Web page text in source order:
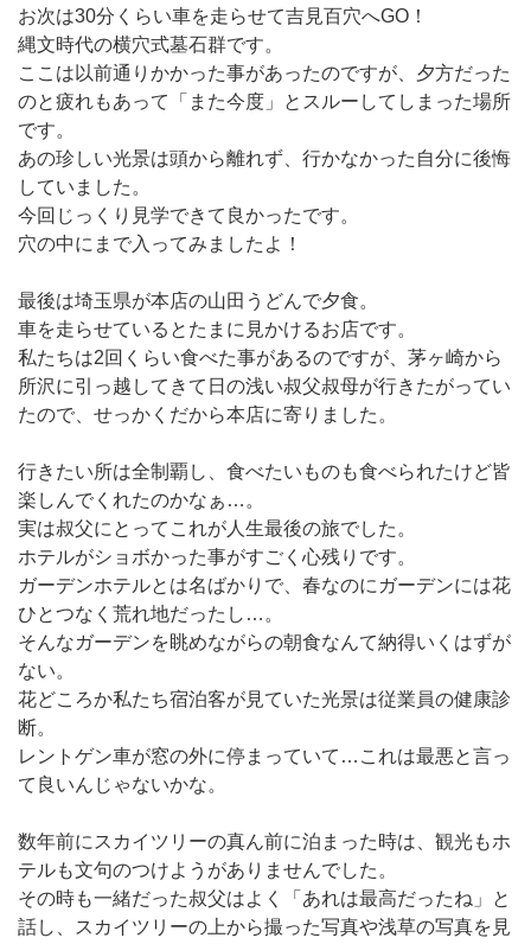
お次は30分くらい車を走らせて吉見百穴へGO！
縄文時代の横穴式墓石群です。
ここは以前通りかかった事があったのですが、夕方だった
のと疲れもあって「また今度」とスルーしてしまった場所
です。
あの珍しい光景は頭から離れず、行かなかった自分に後悔
していました。
今回じっくり見学できて良かったです。
穴の中にまで入ってみましたよ！
最後は埼玉県が本店の山田うどんで夕食。
車を走らせているとたまに見かけるお店です。
私たちは2回くらい食べた事があるのですが、茅ヶ崎から
所沢に引っ越してきて日の浅い叔父叔母が行きたがってい
たので、せっかくだから本店に寄りました。
行きたい所は全制覇し、食べたいものも食べられたけど皆
楽しんでくれたのかなぁ…。
実は叔父にとってこれが人生最後の旅でした。
ホテルがショボかった事がすごく心残りです。
ガーデンホテルとは名ばかりで、春なのにガーデンには花
ひとつなく荒れ地だったし…。
そんなガーデンを眺めながらの朝食なんて納得いくはずが
ない。
花どころか私たち宿泊客が見ていた光景は従業員の健康診
断。
レントゲン車が窓の外に停まっていて…これは最悪と言っ
て良いんじゃないかな。
数年前にスカイツリーの真ん前に泊まった時は、観光もホ
テルも文句のつけようがありませんでした。
その時も一緒だった叔父はよく「あれは最高だったね」と
話し、スカイツリーの上から撮った写真や浅草の写真を見